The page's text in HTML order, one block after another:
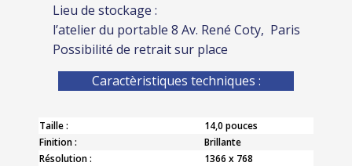
Lieu de stockage :
l’atelier du portable 8 Av. René Coty, Paris
Possibilité de retrait sur place
Caractèristiques techniques :
Taille :
14,0 pouces
Finition :
Brillante
Résolution :
1366 x 768